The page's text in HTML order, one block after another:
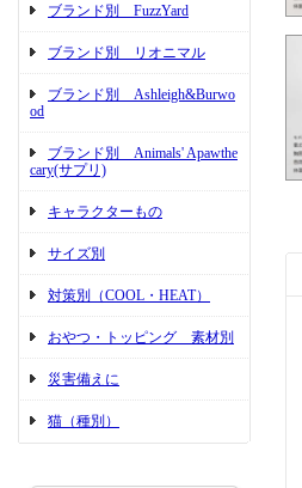
ブランド別 FuzzYard
ブランド別 リオニマル
ブランド別 Ashleigh&Burwo
od
ブランド別 Animals' Apawthe
cary(サプリ)
キャラクターもの
サイズ別
対策別（COOL・HEAT）
おやつ・トッピング 素材別
災害備えに
猫（種別）